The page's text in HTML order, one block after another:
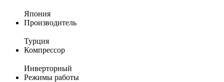
Япония
Производитель
Турция
Компрессор
Инверторный
Режимы работы